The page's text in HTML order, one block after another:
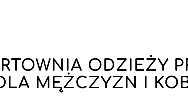
ODZIEŻY
MĘŻCZYZN I